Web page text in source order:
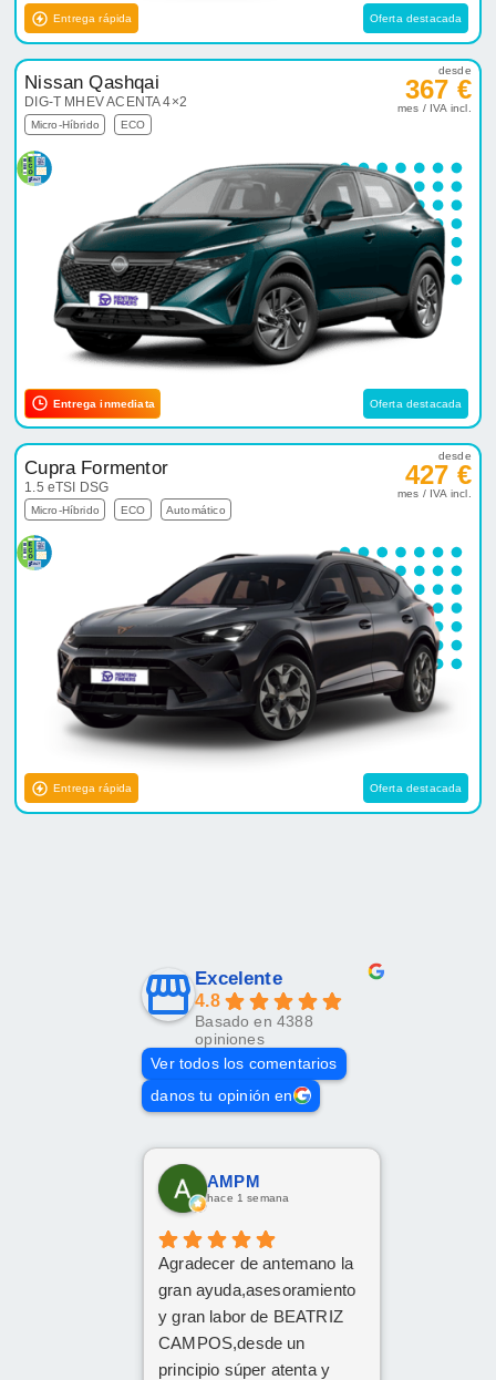
Entrega rápida Oferta destacada
Nissan Qashqai
DIG-T MHEV ACENTA 4×2
Micro-Híbrido ECO
desde
367 €
mes / IVA incl.
Entrega inmediata Oferta destacada
Cupra Formentor
1.5 eTSI DSG
Micro-Híbrido ECO Automático
desde
427 €
mes / IVA incl.
Entrega rápida Oferta destacada
Excelente
4.8
Basado en 4388
opiniones
Ver todos los comentarios
danos tu opinión en
AMPM
hace 1 semana
Agradecer de antemano la
gran ayuda,asesoramiento
y gran labor de BEATRIZ
CAMPOS,desde un
principio súper atenta y